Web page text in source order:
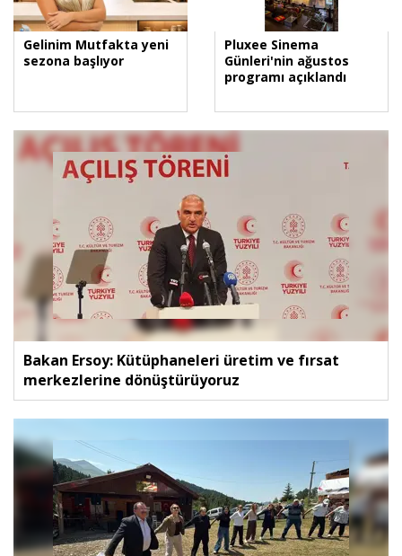
Gelinim Mutfakta yeni
sezona başlıyor
Pluxee Sinema
Günleri'nin ağustos
programı açıklandı
Bakan Ersoy: Kütüphaneleri üretim ve fırsat
merkezlerine dönüştürüyoruz